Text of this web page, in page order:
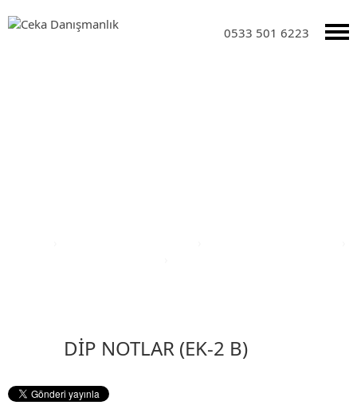
0533 501 6223
DİP NOTLAR (EK-2 B)